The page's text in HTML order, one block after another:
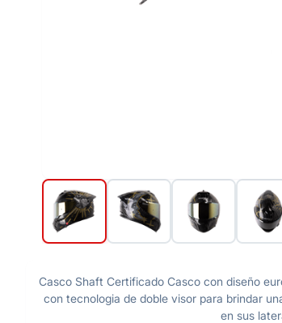
Casco Shaft Certificado Casco con diseño
con tecnologia de doble visor para brindar
en sus